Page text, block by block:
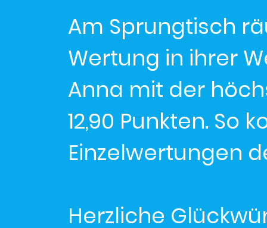
Am Sprungtisch
Wertung in ihrer
Anna mit der
12,90 Punkten. So
Einzelwertungen
Herzliche